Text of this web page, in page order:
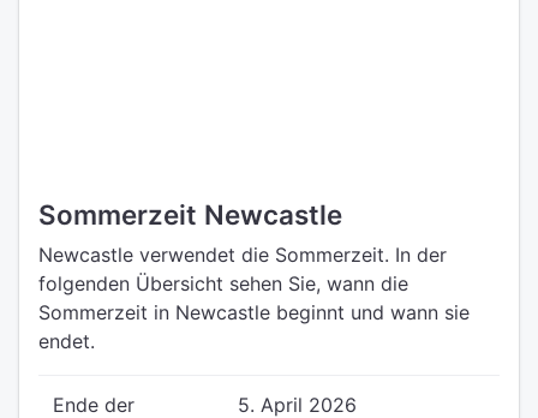
Sommerzeit Newcastle
Newcastle verwendet die Sommerzeit. In der
folgenden Übersicht sehen Sie, wann die
Sommerzeit in Newcastle beginnt und wann sie
endet.
Ende der
5. April 2026